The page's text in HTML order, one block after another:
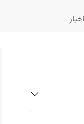
اخبار